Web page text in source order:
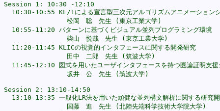
Session 1: 10:30 -12:10
10:30-10:55 KL/1による宣言型三次元アルゴリズムアニメーション
                松岡　聡　先生 (東京工業大学)
  10:55-11:20 パターンに基づくビジュアル並列プログラミング環境
                柴山　悦哉　先生 (東京工業大学)
  11:20-11:45 KLICの視覚的インタフェースに関する開発研究
                田中　二郎　先生 (筑波大学)
11:45-12:10 図式を用いたユーザインタフェースを持つ圏論証明支援
                坂井　公　先生 (筑波大学)
Session 2: 13:10-14:50
13:10-13:35 一般化LR法を用いた頑健な並列構文解析に関する研究
                国藤　進　先生 (北陸先端科学技術大学院大学)